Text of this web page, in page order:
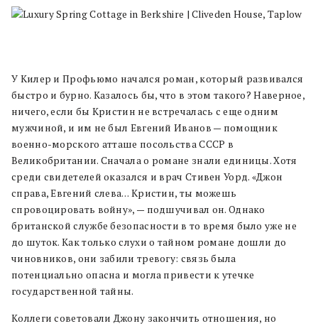
У Килер и Профьюмо начался роман, который развивался
быстро и бурно. Казалось бы, что в этом такого? Наверное,
ничего, если бы Кристин не встречалась с еще одним
мужчиной, и им не был Евгений Иванов — помощник
военно-морского атташе посольства СССР в
Великобритании. Сначала о романе знали единицы. Хотя
среди свидетелей оказался и врач Стивен Уорд. «Джон
справа, Евгений слева… Кристин, ты можешь
спровоцировать войну», — подшучивал он. Однако
британской службе безопасности в то время было уже не
до шуток. Как только слухи о тайном романе дошли до
чиновников, они забили тревогу: связь была
потенциально опасна и могла привести к утечке
государственной тайны.
Коллеги советовали Джону закончить отношения, но